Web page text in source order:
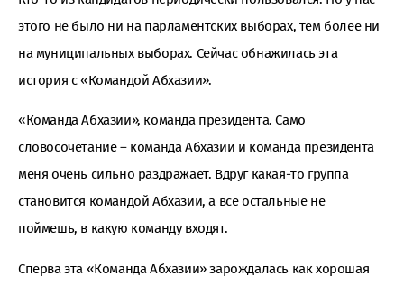
этого не было ни на парламентских выборах, тем более ни
на муниципальных выборах. Сейчас обнажилась эта
история с «Командой Абхазии».
«Команда Абхазии», команда президента. Само
словосочетание – команда Абхазии и команда президента
меня очень сильно раздражает. Вдруг какая-то группа
становится командой Абхазии, а все остальные не
поймешь, в какую команду входят.
Сперва эта «Команда Абхазии» зарождалась как хорошая